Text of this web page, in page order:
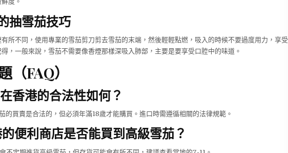
抽雪茄技巧
所不同，使用專業的雪茄剪刀剪去雪茄的末端，然後輕輕點燃，吸入的時候不要過度用力，享受
，一般來說，雪茄不需要像香煙那樣深吸入肺部，主要是要享受口腔中的味道。
（FAQ）
香港的合法性如何？
的買賣是合法的，但必須年滿18歲才能購買。進口時需遵循相關的法律規範。
便利商店是否能買到高級雪茄？